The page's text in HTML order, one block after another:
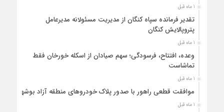
1 ماه قبل
تقدیر فرمانده سپاه کنگان از مدیریت مسئولانه مدیرعامل
پتروپالایش کنگان
1 ماه قبل
وعده، افتتاح، فرسودگی؛ سهم صیادان از اسکله خورخان فقط
تماشاست
1 ماه قبل
موافقت قطعی راهور با صدور پلاک خودروهای منطقه آزاد بوشهر
1 ماه قبل